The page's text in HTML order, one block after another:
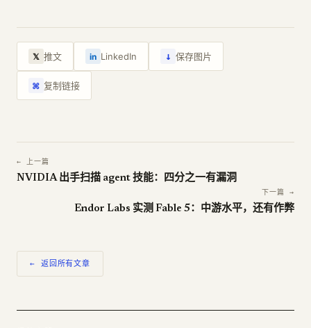
𝕏 推文 in LinkedIn ↓ 保存图片
⌘ 复制链接
← 上一篇
NVIDIA 出手扫描 agent 技能：四分之一有漏洞
下一篇 →
Endor Labs 实测 Fable 5：中游水平，还有作弊
← 返回所有文章